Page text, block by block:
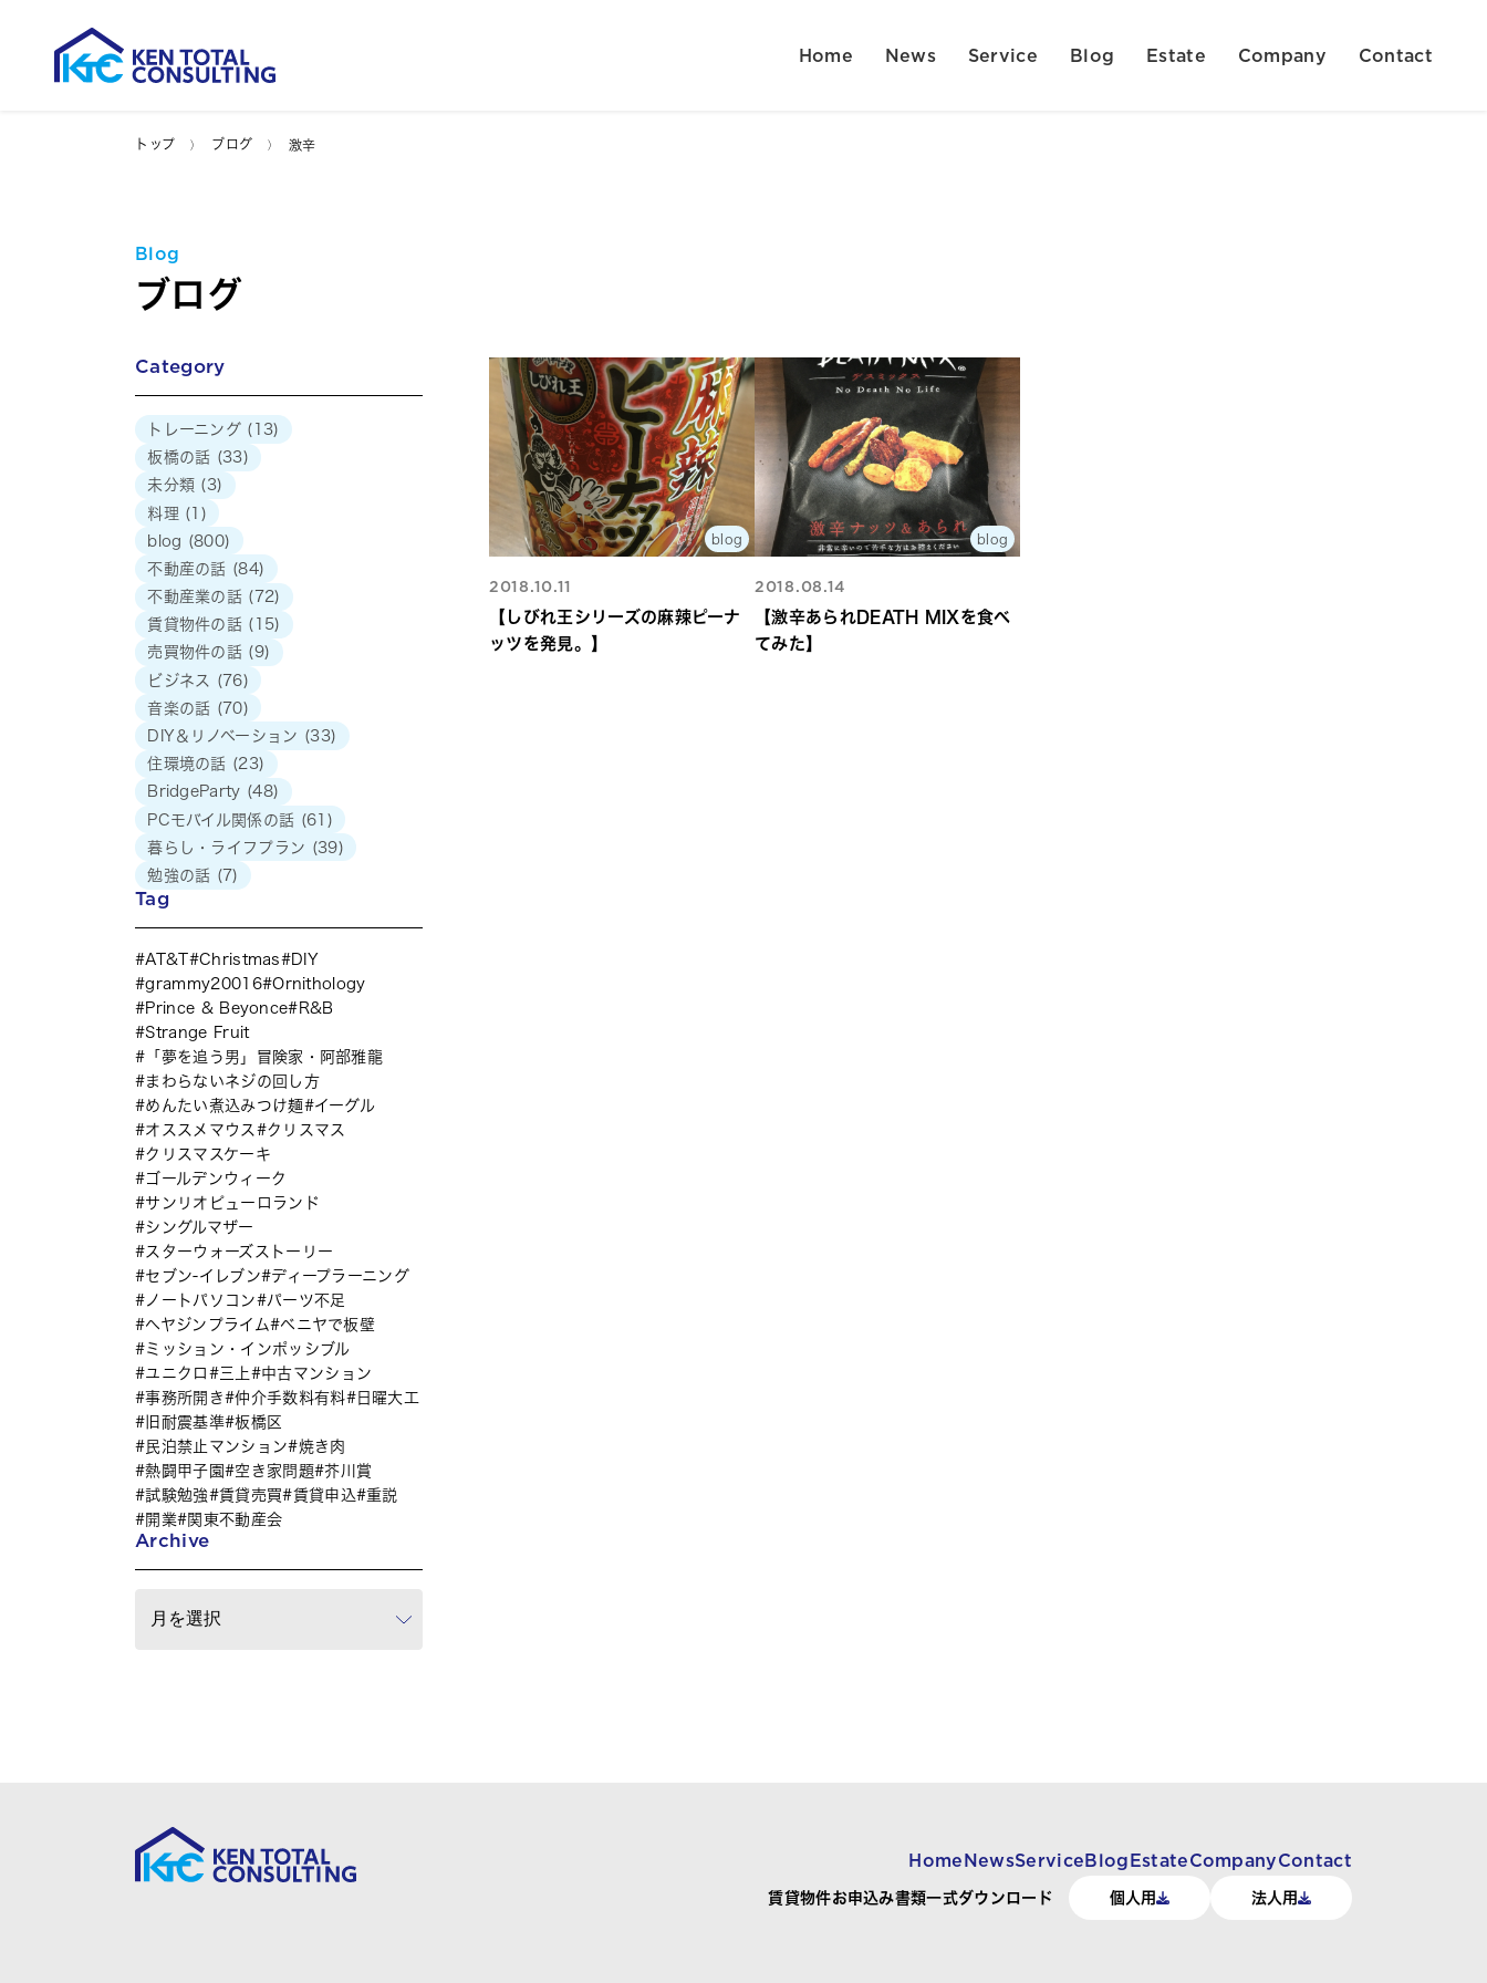
Home News Service Blog Estate Company Contact
トップ ブログ 激辛
Blog
ブログ
blog
2018.10.11
【しびれ王シリーズの麻辣ピーナ
ッツを発見。】
blog
2018.08.14
【激辛あられDEATH MIXを食べ
てみた】
Category
トレーニング (13)
板橋の話 (33)
未分類 (3)
料理 (1)
blog (800)
不動産の話 (84)
不動産業の話 (72)
賃貸物件の話 (15)
売買物件の話 (9)
ビジネス
(76)
音楽の話 (70)
DIY＆リノベーション (33)
住環境の話 (23)
BridgeParty (48)
PCモバイル関係の話 (61)
暮らし・ライフプラン (39)
勉強の話 (7)
Tag
AT&T Christmas
DIY
grammy20016
Ornithology
Prince & Beyonce
R&B
Strange Fruit
「夢を追う男」冒険家・阿部雅龍
まわらないネジの回し方
めんたい煮込みつけ麺
イーグル
オススメマウス
クリスマス
クリスマスケーキ
ゴールデンウィーク
サンリオピューロランド
シングルマザー
スターウォーズストーリー
セブン-イレブン
ディープラーニング
ノートパソコン
パーツ不足
ヘヤジンプライム
ベニヤで板壁
ミッション・インポッシブル
ユニクロ
三上
中古マンション
事務所開き
仲介手数料有料
日曜大工
旧耐震基準
板橋区
民泊禁止マンション
焼き肉
熱闘甲子園
空き家問題
芥川賞
試験勉強
賃貸売買 賃貸申込
重説
開業
関東不動産会
Archive
HomeNewsServiceBlogEstateCompanyContact
賃貸物件お申込み書類一式ダウンロード 個人用 法人用